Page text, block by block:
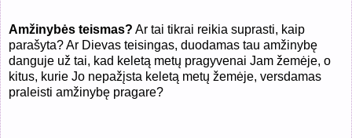
Amžinybės teismas? Ar tai tikrai reikia suprasti, kaip
parašyta? Ar Dievas teisingas, duodamas tau amžinybę
danguje už tai, kad keletą metų pragyvenai Jam žemėje, o
kitus, kurie Jo nepažįsta keletą metų žemėje, versdamas
praleisti amžinybę pragare?